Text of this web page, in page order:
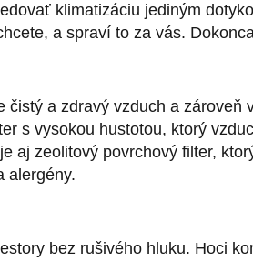
klimatizáciu jediným
a spraví to za vás.
čistý a zdravý vzduch a
s vysokou hustotou, ktorý
aj zeolitový povrchový filter,
alergény.
bez rušivého hluku. Hoci